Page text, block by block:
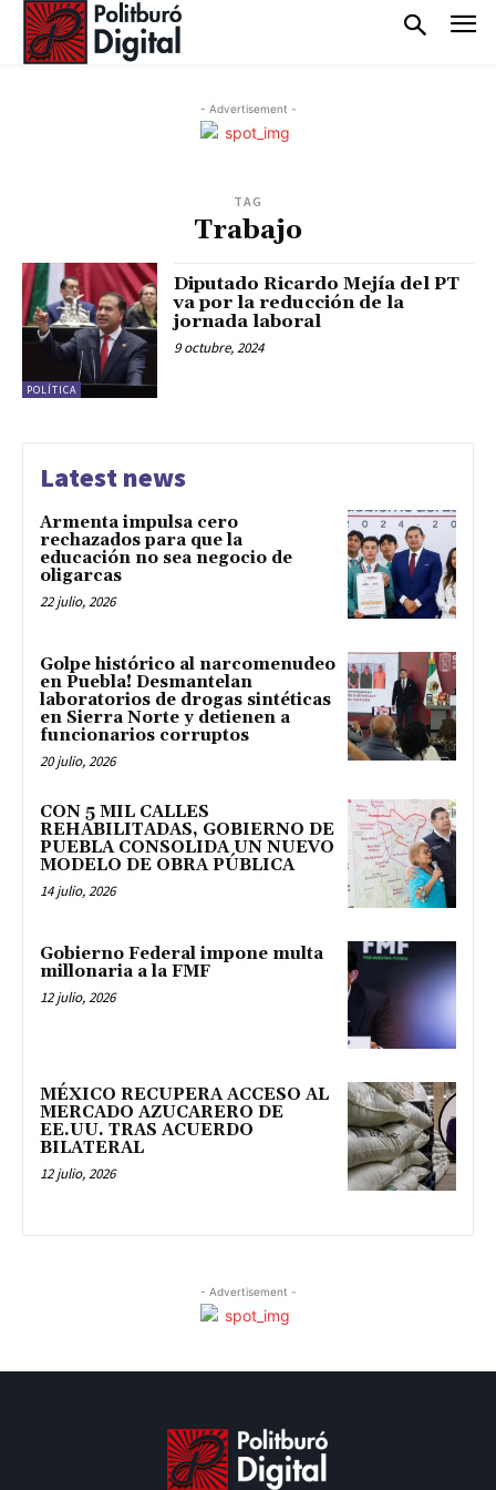
- Advertisement -
TAG
Trabajo
POLÍTICA
Diputado Ricardo Mejía del PT
va por la reducción de la
jornada laboral
9 octubre, 2024
Latest news
Armenta impulsa cero
rechazados para que la
educación no sea negocio de
oligarcas
22 julio, 2026
Golpe histórico al narcomenudeo
en Puebla! Desmantelan
laboratorios de drogas sintéticas
en Sierra Norte y detienen a
funcionarios corruptos
20 julio, 2026
CON 5 MIL CALLES
REHABILITADAS, GOBIERNO DE
PUEBLA CONSOLIDA UN NUEVO
MODELO DE OBRA PÚBLICA
14 julio, 2026
Gobierno Federal impone multa
millonaria a la FMF
12 julio, 2026
MÉXICO RECUPERA ACCESO AL
MERCADO AZUCARERO DE
EE.UU. TRAS ACUERDO
BILATERAL
12 julio, 2026
- Advertisement -